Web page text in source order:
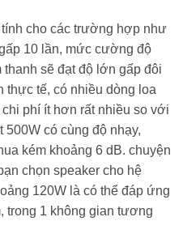
cho các trường hợp như
10 lần, mức cường độ
thanh sẽ đạt độ lớn gấp đôi
thực tế, có nhiều dòng loa
phí ít hơn rất nhiều so với
có cùng độ nhạy,
kém khoảng 6 dB. chuyện
chọn speaker cho hệ
120W là có thể đáp ứng
trong 1 không gian tương